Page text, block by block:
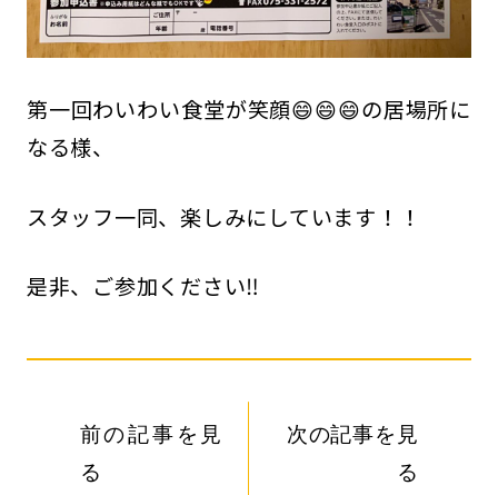
第一回わいわい食堂が笑顔😄😄😄の居場所に
なる様、
スタッフ一同、楽しみにしています！！
是非、ご参加ください‼️
前の記事を見
る
次の記事を見
る